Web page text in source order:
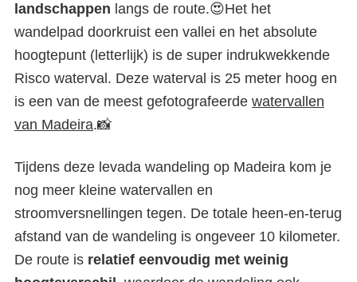
landschappen langs de route.😍Het het
wandelpad doorkruist een vallei en het absolute
hoogtepunt (letterlijk) is de super indrukwekkende
Risco waterval. Deze waterval is 25 meter hoog en
is een van de meest gefotografeerde watervallen
van Madeira.📸
Tijdens deze levada wandeling op Madeira kom je
nog meer kleine watervallen en
stroomversnellingen tegen. De totale heen-en-terug
afstand van de wandeling is ongeveer 10 kilometer.
De route is relatief eenvoudig met weinig